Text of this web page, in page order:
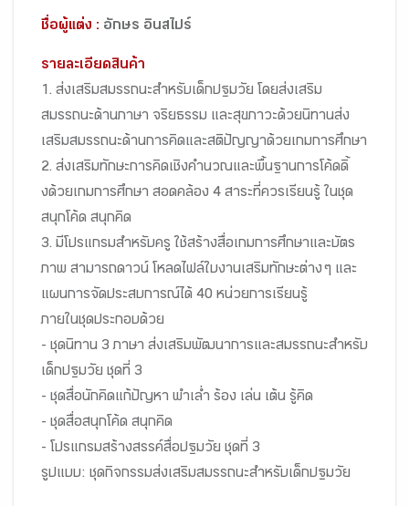
ชื่อผู้แต่ง : อักษร อินสไปร์
รายละเอียดสินค้า
1. ส่งเสริมสมรรถนะสำหรับเด็กปฐมวัย โดยส่งเสริม
สมรรถนะด้านภาษา จริยธรรม และสุขภาวะด้วยนิทานส่ง
เสริมสมรรถนะด้านการคิดและสติปัญญาด้วยเกมการศึกษา
2. ส่งเสริมทักษะการคิดเชิงคำนวณและพื้นฐานการโค้ดดิ้
งด้วยเกมการศึกษา สอดคล้อง 4 สาระที่ควรเรียนรู้ ในชุด
สนุกโค้ด สนุกคิด
3. มีโปรแกรมสำหรับครู ใช้สร้างสื่อเกมการศึกษาและบัตร
ภาพ สามารถดาวน์ โหลดไฟล์ใบงานเสริมทักษะต่าง ๆ และ
แผนการจัดประสบการณ์ได้ 40 หน่วยการเรียนรู้
ภายในชุดประกอบด้วย
- ชุดนิทาน 3 ภาษา ส่งเสริมพัฒนาการและสมรรถนะสำหรับ
เด็กปฐมวัย ชุดที่ 3
- ชุดสื่อนักคิดแก้ปัญหา พำเล่ำ ร้อง เล่น เต้น รู้คิด
- ชุดสื่อสนุกโค้ด สนุกคิด
- โปรแกรมสร้างสรรค์สื่อปฐมวัย ชุดที่ 3
รูปแบบ: ชุดกิจกรรมส่งเสริมสมรรถนะสำหรับเด็กปฐมวัย